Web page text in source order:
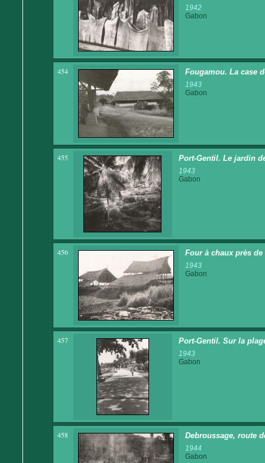
1942
Gabon
454 Fougamou. La case
1943
Gabon
455 Port-Gentil. Le jardin
1943
Gabon
456 Four à chaux près de
1943
Gabon
457 Port-Gentil. Sur la
1943
Gabon
458 Debroussage, route
1944
Gabon